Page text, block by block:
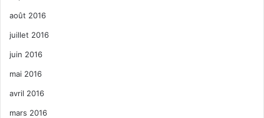
août 2016
juillet 2016
juin 2016
mai 2016
avril 2016
mars 2016